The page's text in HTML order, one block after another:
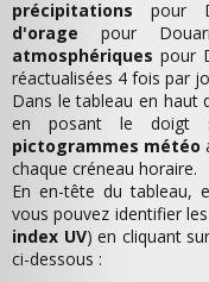
précipitations pour
d'orage pour
atmosphériques pour
réactualisées 4 fois par
Dans le tableau en haut
en posant le doigt
pictogrammes météo
chaque créneau horaire.
En en-tête du tableau,
vous pouvez identifier
index UV) en cliquant
ci-dessous :